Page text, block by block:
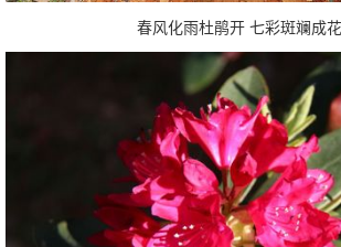
春风化雨杜鹃开 七彩斑斓成